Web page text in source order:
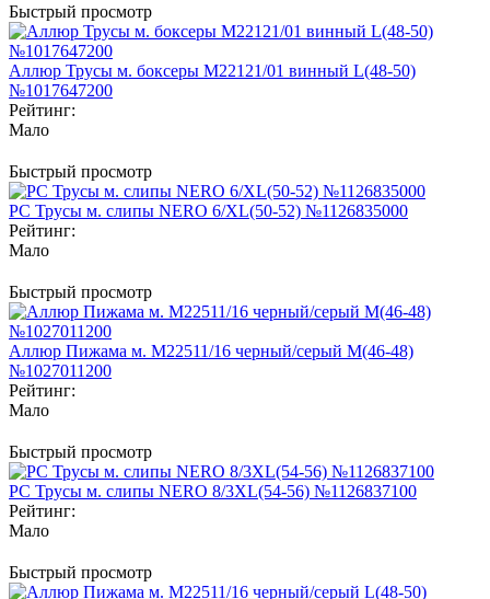
Быстрый просмотр
Аллюр Трусы м. боксеры M22121/01 винный L(48-50)
№1017647200
Рейтинг:
Мало
Быстрый просмотр
PC Трусы м. слипы NERO 6/XL(50-52) №1126835000
Рейтинг:
Мало
Быстрый просмотр
Аллюр Пижама м. M22511/16 черный/серый M(46-48)
№1027011200
Рейтинг:
Мало
Быстрый просмотр
PC Трусы м. слипы NERO 8/3XL(54-56) №1126837100
Рейтинг:
Мало
Быстрый просмотр